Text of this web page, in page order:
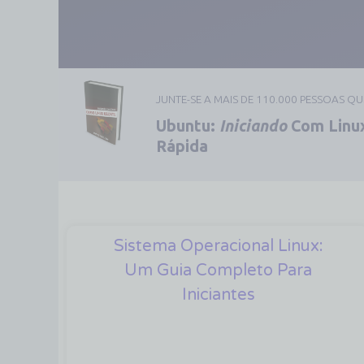
JUNTE-SE A MAIS DE 110.000 PESSOAS
Ubuntu: IniciandoCom
Rápida
Sistema Operacional Linux:
Um Guia Completo Para
Iniciantes